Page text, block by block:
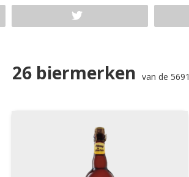
26 biermerken van de 5691